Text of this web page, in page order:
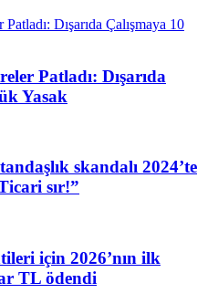
Patladı: Dışarıda
Yasak
skandalı 2024’te
sır!”
için 2026’nın ilk
TL ödendi